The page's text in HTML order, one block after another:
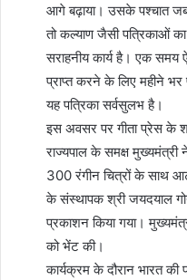
आगे बढ़ाया। उसके पश्चात
तो कल्याण जैसी पत्रिकाओं
सराहनीय कार्य है। एक समय
प्राप्त करने के लिए महीने
यह पत्रिका सर्वसुलभ है।
इस अवसर पर गीता प्रेस के
राज्यपाल के समक्ष मुख्यमंत्री
300 रंगीन चित्रों के साथ
के संस्थापक श्री जयदयाल
प्रकाशन किया गया।
को भेंट की।
कार्यक्रम के दौरान भारत की